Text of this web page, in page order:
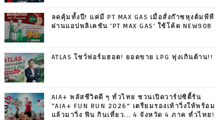
ลดคุ้มทั้งปี! แค่มี PT MAX GAS เมื่อสั่งก๊าซหุงต้มพีที
ผ่านแอปพลิเคชัน 'PT MAX GAS' ใช้โค้ด NEW90B
ATLAS โชว์ฟอร์มฮอต! ยอดขาย LPG พุ่งเกินต้าน!!
AIA+ พลัสชีวิตดี ๆ ทั่วไทย ชวนเปิดวาร์ปซิตี้รัน
“AIA+ FUN RUN 2026” เตรียมรองเท้าวิ่งให้พร้อม
แล้วมาวิ่ง ฟิน กินเที่ยว... 4 จังหวัด 4 ภาค ทั่วไทย!